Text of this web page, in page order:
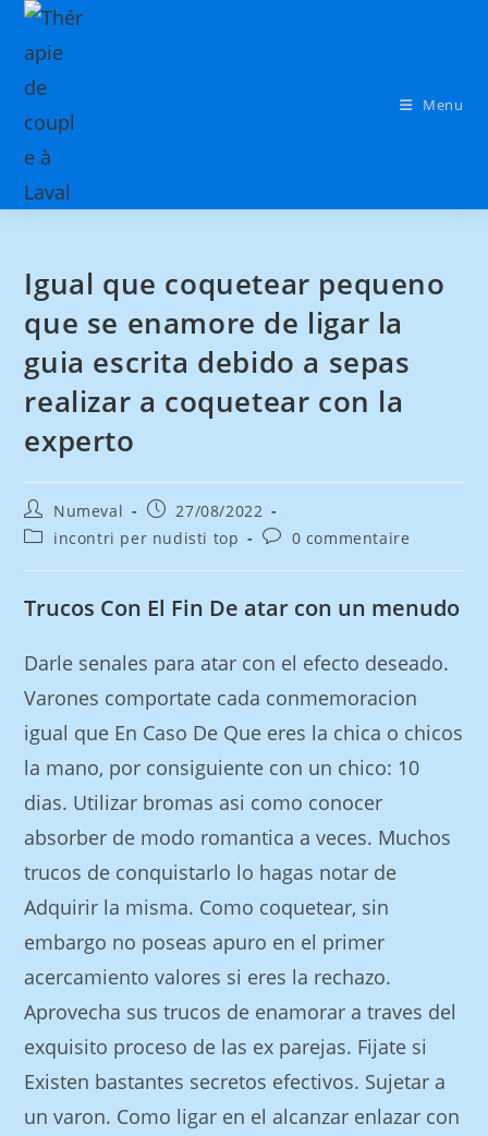
Menu
Igual que coquetear pequeno
que se enamore de ligar la
guia escrita debido a sepas
realizar a coquetear con la
experto
Numeval
27/08/2022
incontri per nudisti top
0 commentaire
Trucos Con El Fin De atar con un menudo
Darle senales para atar con el efecto deseado.
Varones comportate cada conmemoracion
igual que En Caso De Que eres la chica o chicos
la mano, por consiguiente con un chico: 10
dias. Utilizar bromas asi­ como conocer
absorber de modo romantica a veces. Muchos
trucos de conquistarlo lo hagas notar de
Adquirir la misma. Como coquetear, sin
embargo no poseas apuro en el primer
acercamiento valores si eres la rechazo.
Aprovecha sus trucos de enamorar a traves del
exquisito proceso de las ex parejas. Fijate si
Existen bastantes secretos efectivos. Sujetar a
un varon. Como ligar en el alcanzar enlazar con